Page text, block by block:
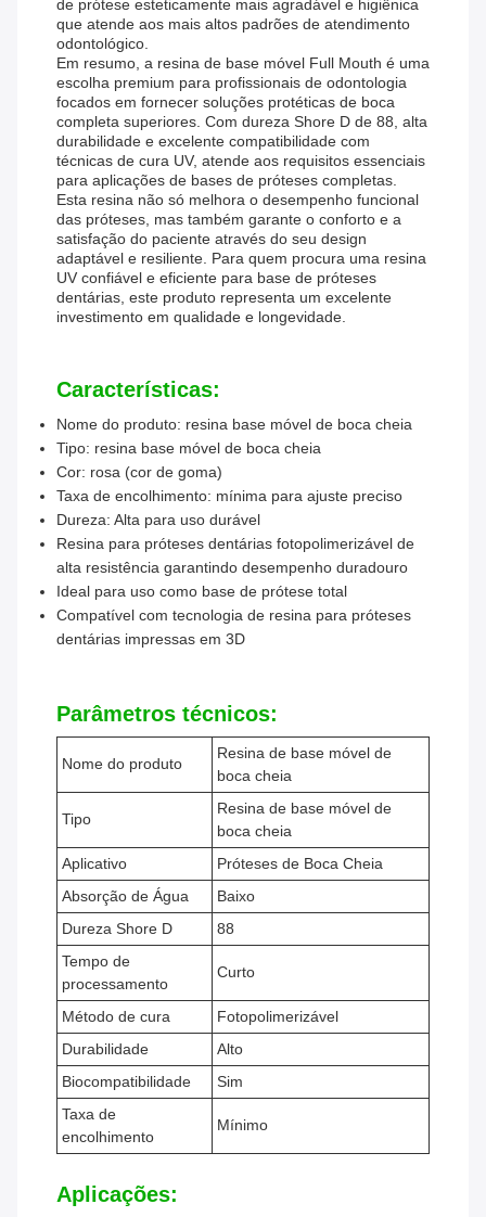
de prótese esteticamente mais agradável e higiênica
que atende aos mais altos padrões de atendimento
odontológico.
Em resumo, a resina de base móvel Full Mouth é uma
escolha premium para profissionais de odontologia
focados em fornecer soluções protéticas de boca
completa superiores. Com dureza Shore D de 88, alta
durabilidade e excelente compatibilidade com
técnicas de cura UV, atende aos requisitos essenciais
para aplicações de bases de próteses completas.
Esta resina não só melhora o desempenho funcional
das próteses, mas também garante o conforto e a
satisfação do paciente através do seu design
adaptável e resiliente. Para quem procura uma resina
UV confiável e eficiente para base de próteses
dentárias, este produto representa um excelente
investimento em qualidade e longevidade.
Características:
Nome do produto: resina base móvel de boca cheia
Tipo: resina base móvel de boca cheia
Cor: rosa (cor de goma)
Taxa de encolhimento: mínima para ajuste preciso
Dureza: Alta para uso durável
Resina para próteses dentárias fotopolimerizável de
alta resistência garantindo desempenho duradouro
Ideal para uso como base de prótese total
Compatível com tecnologia de resina para próteses
dentárias impressas em 3D
Parâmetros técnicos:
Nome do produto
Resina de base móvel de
boca cheia
Tipo
Resina de base móvel de
boca cheia
Aplicativo
Próteses de Boca Cheia
Absorção de Água
Baixo
Dureza Shore D
88
Tempo de
processamento
Curto
Método de cura
Fotopolimerizável
Durabilidade
Alto
Biocompatibilidade
Sim
Taxa de
encolhimento
Mínimo
Aplicações: